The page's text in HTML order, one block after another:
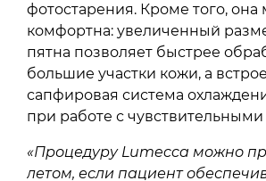
фотостарения. Кроме того, она
комфортна: увеличенный
пятна позволяет быстрее
большие участки кожи, а
сапфировая система
при работе с
«Процедуру Lumecca можно
летом, если пациент